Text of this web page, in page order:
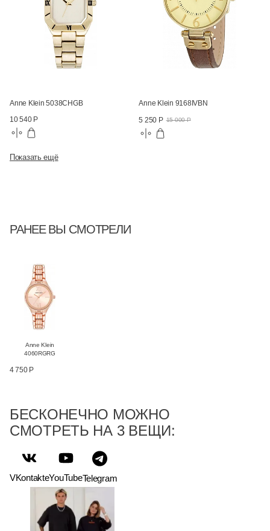
Anne Klein 5038CHGB
10 540 Р
Anne Klein 9168IVBN
5 250 Р 15 000 Р
Показать ещё
РАНЕЕ ВЫ СМОТРЕЛИ
Anne Klein
4060RGRG
4 750 Р
БЕСКОНЕЧНО МОЖНО
СМОТРЕТЬ НА 3 ВЕЩИ:
VKontakteYouTubeTelegram